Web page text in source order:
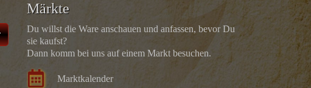
Märkte
Du willst die Ware anschauen und anfassen, bevor Du
sie kaufst?
Dann komm bei uns auf einem Markt besuchen.
Marktkalender